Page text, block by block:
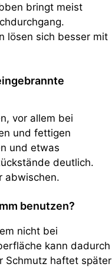
bringt meist
lösen sich besser mit
vor allem bei
und fettigen
und etwas
deutlich.
abwischen.
benutzen?
nicht bei
kann dadurch
Schmutz haftet später